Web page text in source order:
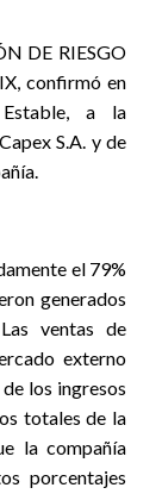
DE RIESGO
confirmó en
a la
S.A. y de
el 79%
generados
ventas de
externo
los ingresos
totales de la
la compañía
porcentajes